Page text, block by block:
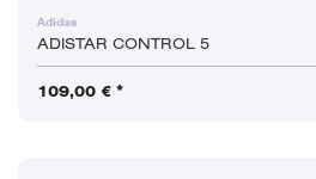
Adidas
ADISTAR CONTROL 5
109,00 € *